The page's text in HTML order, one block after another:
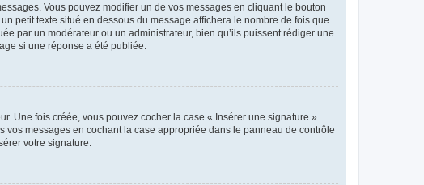
Vous pouvez modifier un de vos messages en cliquant le bouton
petit texte situé en dessous du message affichera le nombre de fois que
par un modérateur ou un administrateur, bien qu’ils puissent rédiger une
si une réponse a été publiée.
Une fois créée, vous pouvez cocher la case « Insérer une signature »
messages en cochant la case appropriée dans le panneau de contrôle
votre signature.